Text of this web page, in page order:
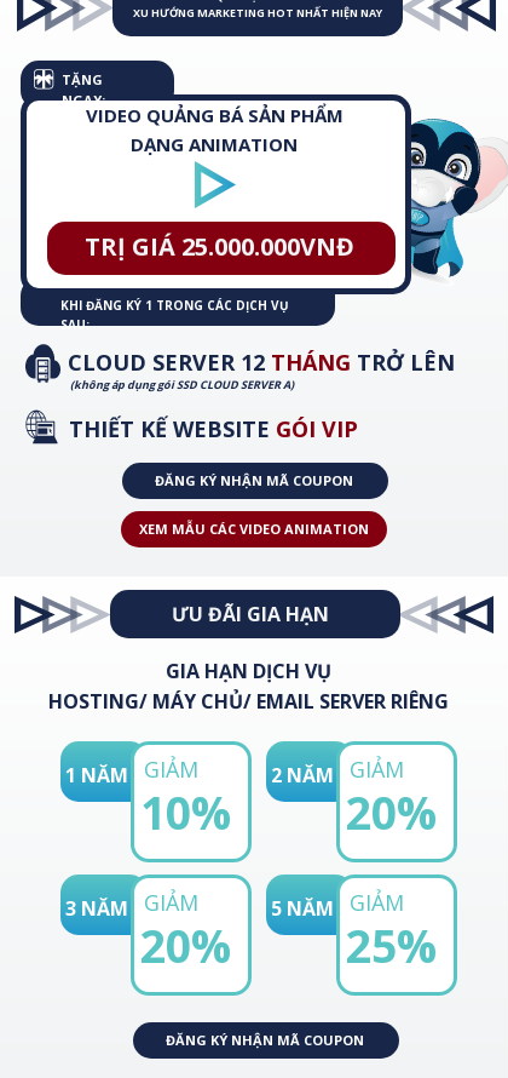
XU HƯỚNG MARKETING HOT NHẤT HIỆN NAY
VIDEO QUẢNG BÁ SẢN PHẨM
DẠNG ANIMATION
TẶNG
NGAY:
TRỊ GIÁ 25.000.000VNĐ
KHI ĐĂNG KÝ 1 TRONG CÁC DỊCH VỤ
SAU:
CLOUD SERVER 12 THÁNG TRỞ LÊN
(không áp dụng gói SSD CLOUD SERVER A)
THIẾT KẾ WEBSITE GÓI VIP
ĐĂNG KÝ NHẬN MÃ COUPON
XEM MẪU CÁC VIDEO ANIMATION
ƯU ĐÃI GIA HẠN
GIA HẠN DỊCH VỤ
HOSTING/ MÁY CHỦ/ EMAIL SERVER RIÊNG
GIẢM
1 NĂM
10%
GIẢM
2 NĂM
20%
GIẢM
3 NĂM
20%
GIẢM
5 NĂM
25%
ĐĂNG KÝ NHẬN MÃ COUPON